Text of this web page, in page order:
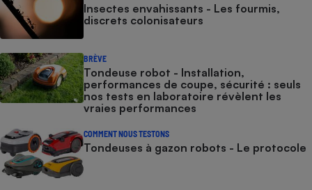
Insectes envahissants - Les fourmis,
discrets colonisateurs
BRÈVE
Tondeuse robot - Installation,
performances de coupe, sécurité : seuls
nos tests en laboratoire révèlent les
vraies performances
COMMENT NOUS TESTONS
Tondeuses à gazon robots - Le protocole